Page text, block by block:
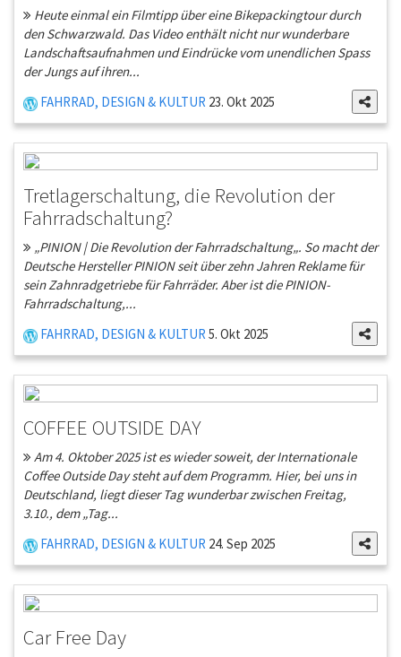
Heute einmal ein Filmtipp über eine Bikepackingtour durch
den Schwarzwald. Das Video enthält nicht nur wunderbare
Landschaftsaufnahmen und Eindrücke vom unendlichen Spass
der Jungs auf ihren...
FAHRRAD, DESIGN & KULTUR 23. Okt 2025
Tretlagerschaltung, die Revolution der
Fahrradschaltung?
„PINION | Die Revolution der Fahrradschaltung„. So macht der
Deutsche Hersteller PINION seit über zehn Jahren Reklame für
sein Zahnradgetriebe für Fahrräder. Aber ist die PINION-
Fahrradschaltung,...
FAHRRAD, DESIGN & KULTUR 5. Okt 2025
COFFEE OUTSIDE DAY
Am 4. Oktober 2025 ist es wieder soweit, der Internationale
Coffee Outside Day steht auf dem Programm. Hier, bei uns in
Deutschland, liegt dieser Tag wunderbar zwischen Freitag,
3.10., dem „Tag...
FAHRRAD, DESIGN & KULTUR 24. Sep 2025
Car Free Day